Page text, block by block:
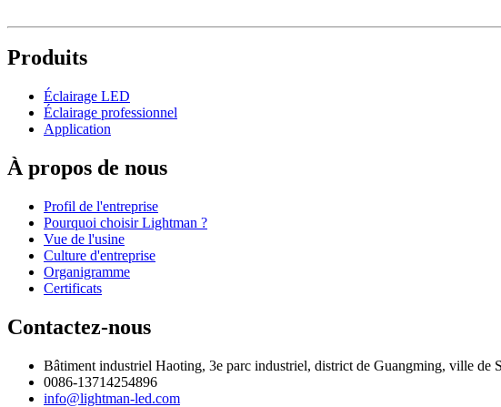
Produits
Éclairage LED
Éclairage professionnel
Application
À propos de nous
Profil de l'entreprise
Pourquoi choisir Lightman ?
Vue de l'usine
Culture d'entreprise
Organigramme
Certificats
Contactez-nous
Bâtiment industriel Haoting, 3e parc industriel, district de Guangming, ville de
0086-13714254896
info@lightman-led.com